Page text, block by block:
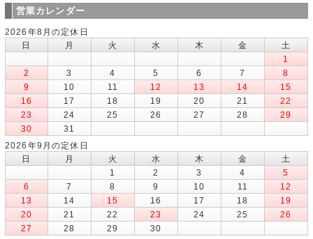
営業カレンダー
2026年8月の定休日
日
月 火 水 木 金
土
1
2
3 4 5 6 7
8
9
10 11 12 13 14
15
16
17 18 19 20 21
22
23
24 25 26 27 28
29
30
31
2026年9月の定休日
日
月 火 水 木 金
土
1
2 3 4
5
6
7 8 9 10 11
12
13
14 15 16 17 18
19
20
21 22 23 24 25
26
27
28 29
30